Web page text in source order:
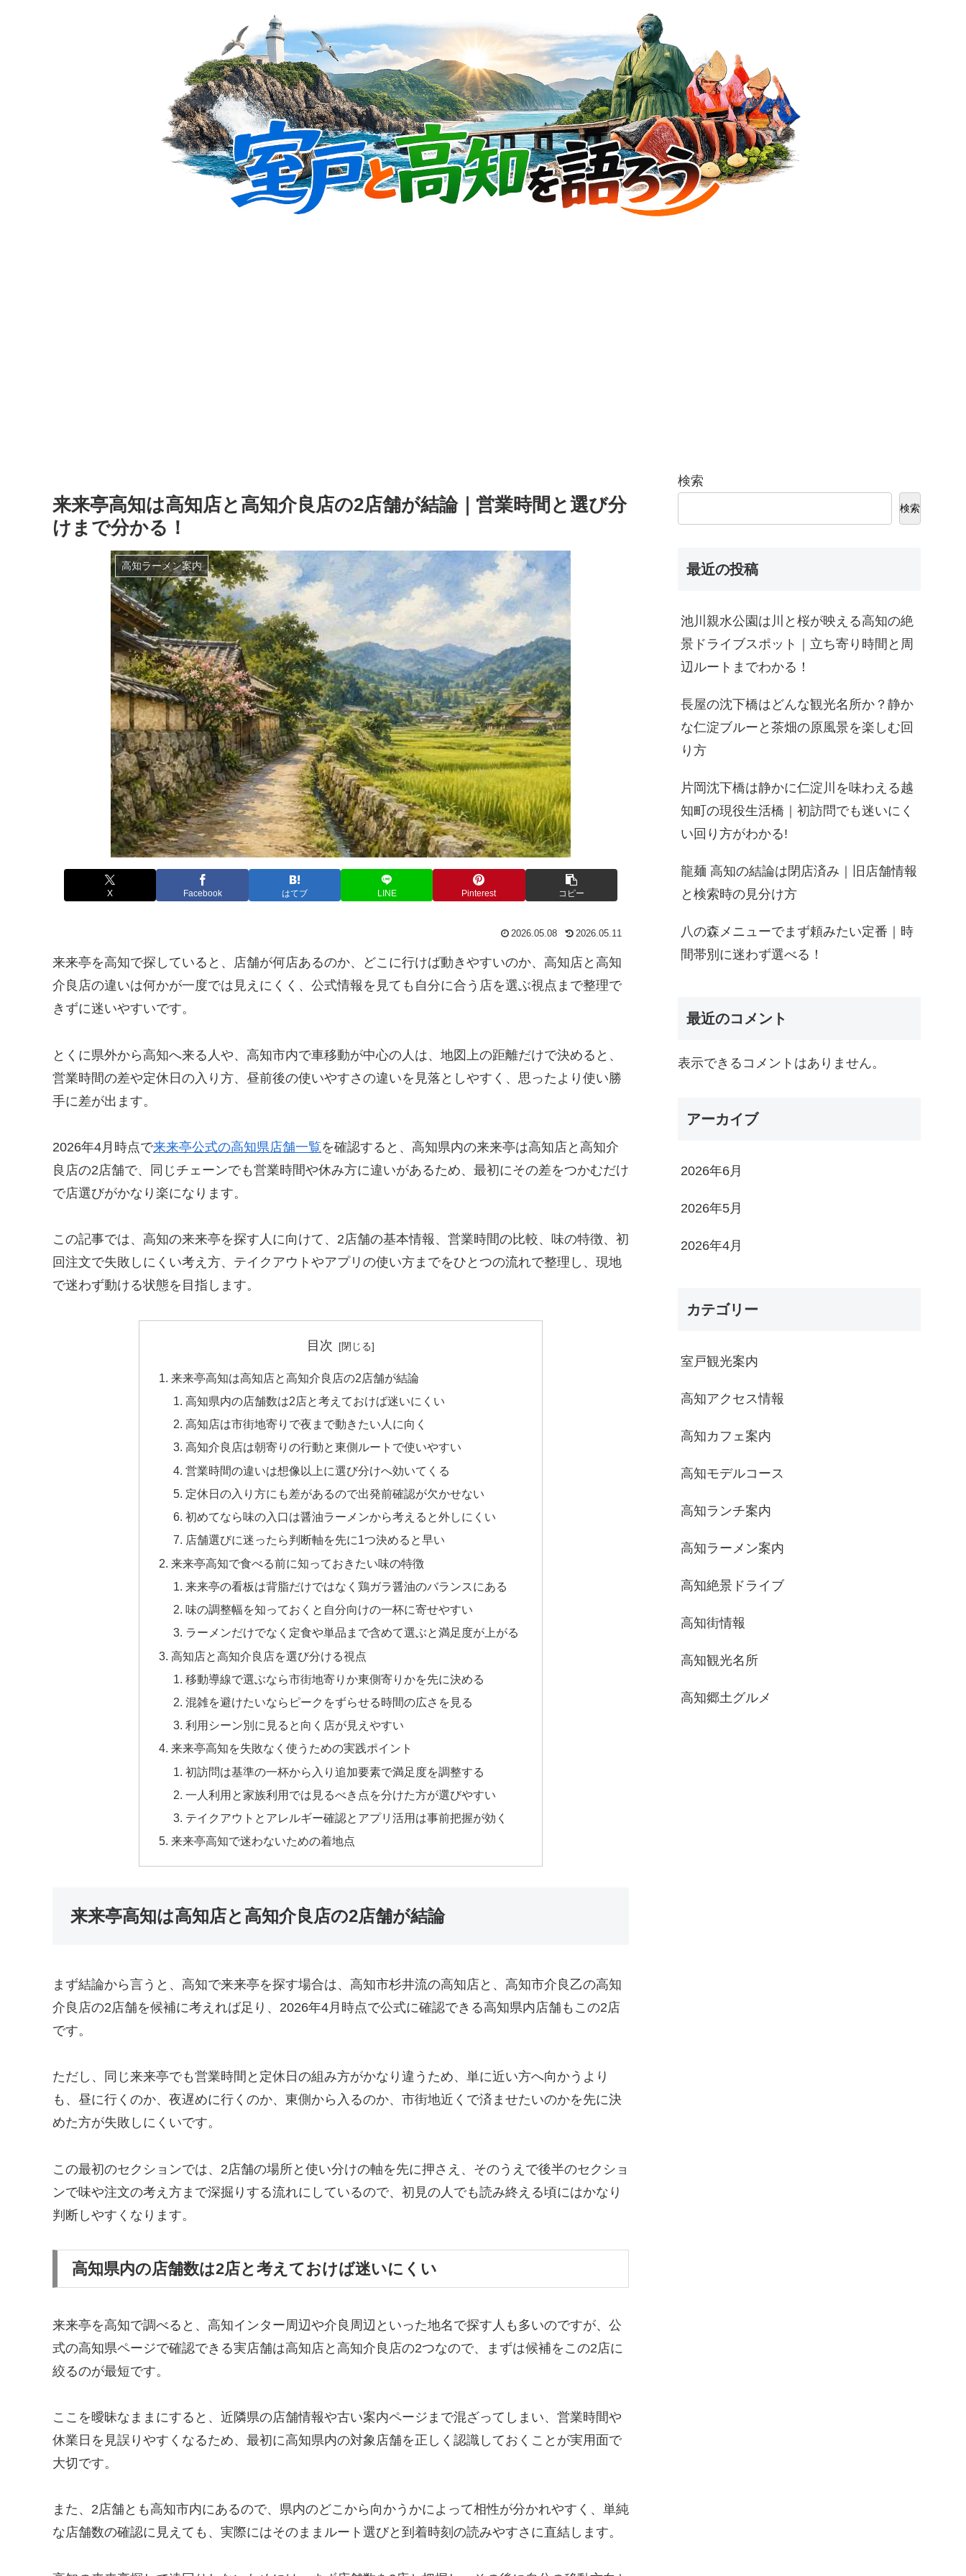
来来亭高知は高知店と高知介良店の2店舗が結論｜営業時間と選び分
けまで分かる！
高知ラーメン案内
X Facebook はてブ LINE Pinterest コピー
2026.05.08 2026.05.11
来来亭を高知で探していると、店舗が何店あるのか、どこに行けば動きやすいのか、高知店と高知
介良店の違いは何かが一度では見えにくく、公式情報を見ても自分に合う店を選ぶ視点まで整理で
きずに迷いやすいです。
とくに県外から高知へ来る人や、高知市内で車移動が中心の人は、地図上の距離だけで決めると、
営業時間の差や定休日の入り方、昼前後の使いやすさの違いを見落としやすく、思ったより使い勝
手に差が出ます。
2026年4月時点で来来亭公式の高知県店舗一覧を確認すると、高知県内の来来亭は高知店と高知介
良店の2店舗で、同じチェーンでも営業時間や休み方に違いがあるため、最初にその差をつかむだけ
で店選びがかなり楽になります。
この記事では、高知の来来亭を探す人に向けて、2店舗の基本情報、営業時間の比較、味の特徴、初
回注文で失敗しにくい考え方、テイクアウトやアプリの使い方までをひとつの流れで整理し、現地
で迷わず動ける状態を目指します。
目次
来来亭高知は高知店と高知介良店の2店舗が結論
高知県内の店舗数は2店と考えておけば迷いにくい
高知店は市街地寄りで夜まで動きたい人に向く
高知介良店は朝寄りの行動と東側ルートで使いやすい
営業時間の違いは想像以上に選び分けへ効いてくる
定休日の入り方にも差があるので出発前確認が欠かせない
初めてなら味の入口は醤油ラーメンから考えると外しにくい
店舗選びに迷ったら判断軸を先に1つ決めると早い
来来亭高知で食べる前に知っておきたい味の特徴
来来亭の看板は背脂だけではなく鶏ガラ醤油のバランスにある
味の調整幅を知っておくと自分向けの一杯に寄せやすい
ラーメンだけでなく定食や単品まで含めて選ぶと満足度が上がる
高知店と高知介良店を選び分ける視点
移動導線で選ぶなら市街地寄りか東側寄りかを先に決める
混雑を避けたいならピークをずらせる時間の広さを見る
利用シーン別に見ると向く店が見えやすい
来来亭高知を失敗なく使うための実践ポイント
初訪問は基準の一杯から入り追加要素で満足度を調整する
一人利用と家族利用では見るべき点を分けた方が選びやすい
テイクアウトとアレルギー確認とアプリ活用は事前把握が効く
来来亭高知で迷わないための着地点
来来亭高知は高知店と高知介良店の2店舗が結論
まず結論から言うと、高知で来来亭を探す場合は、高知市杉井流の高知店と、高知市介良乙の高知
介良店の2店舗を候補に考えれば足り、2026年4月時点で公式に確認できる高知県内店舗もこの2店
です。
ただし、同じ来来亭でも営業時間と定休日の組み方がかなり違うため、単に近い方へ向かうより
も、昼に行くのか、夜遅めに行くのか、東側から入るのか、市街地近くで済ませたいのかを先に決
めた方が失敗しにくいです。
この最初のセクションでは、2店舗の場所と使い分けの軸を先に押さえ、そのうえで後半のセクショ
ンで味や注文の考え方まで深掘りする流れにしているので、初見の人でも読み終える頃にはかなり
判断しやすくなります。
高知県内の店舗数は2店と考えておけば迷いにくい
来来亭を高知で調べると、高知インター周辺や介良周辺といった地名で探す人も多いのですが、公
式の高知県ページで確認できる実店舗は高知店と高知介良店の2つなので、まずは候補をこの2店に
絞るのが最短です。
ここを曖昧なままにすると、近隣県の店舗情報や古い案内ページまで混ざってしまい、営業時間や
休業日を見誤りやすくなるため、最初に高知県内の対象店舗を正しく認識しておくことが実用面で
大切です。
また、2店舗とも高知市内にあるので、県内のどこから向かうかによって相性が分かれやすく、単純
な店舗数の確認に見えても、実際にはそのままルート選びと到着時刻の読みやすさに直結します。
検索
検索
最近の投稿
池川親水公園は川と桜が映える高知の絶
景ドライブスポット｜立ち寄り時間と周
辺ルートまでわかる！
長屋の沈下橋はどんな観光名所か？静か
な仁淀ブルーと茶畑の原風景を楽しむ回
り方
片岡沈下橋は静かに仁淀川を味わえる越
知町の現役生活橋｜初訪問でも迷いにく
い回り方がわかる!
龍麺 高知の結論は閉店済み｜旧店舗情報
と検索時の見分け方
八の森メニューでまず頼みたい定番｜時
間帯別に迷わず選べる！
最近のコメント
表示できるコメントはありません。
アーカイブ
2026年6月
2026年5月
2026年4月
カテゴリー
室戸観光案内
高知アクセス情報
高知カフェ案内
高知モデルコース
高知ランチ案内
高知ラーメン案内
高知絶景ドライブ
高知街情報
高知観光名所
高知郷土グルメ